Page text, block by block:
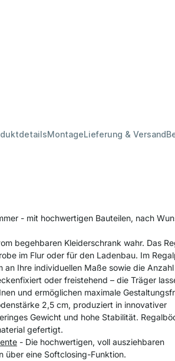
MontageLieferung & Versand
- mit hochwertigen Bauteilen, nach
begehbaren Kleiderschrank wahr. Das
im Flur oder für den Ladenbau. Im
an Ihre individuellen Maße sowie die
oder freistehend – die Träger
und ermöglichen maximale
2,5 cm, produziert in innovativer
Gewicht und hohe Stabilität.
gefertigt.
- Die hochwertigen, voll ausziehbaren
über eine Softclosing-Funktion.